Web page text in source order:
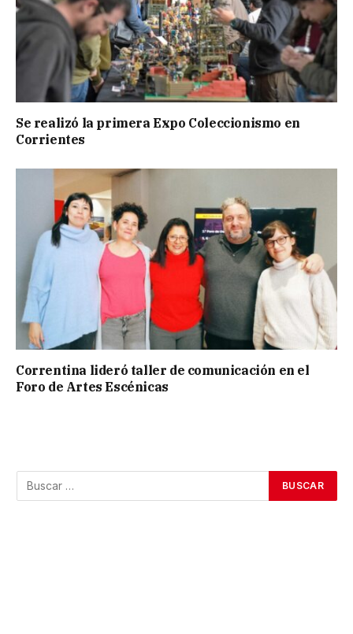
Se realizó la primera Expo Coleccionismo en
Corrientes
Correntina lideró taller de comunicación en el
Foro de Artes Escénicas